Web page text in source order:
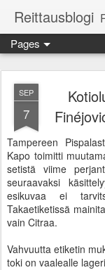
Reittausblogi
Pages
SEP
7
Tampereen
Kapo toimitti
setistä viime
seuraavaksi
esikuvaa ei
Takaetiketissä
vain Citraa.
Vahvuutta etiketin
toki on vaalealle